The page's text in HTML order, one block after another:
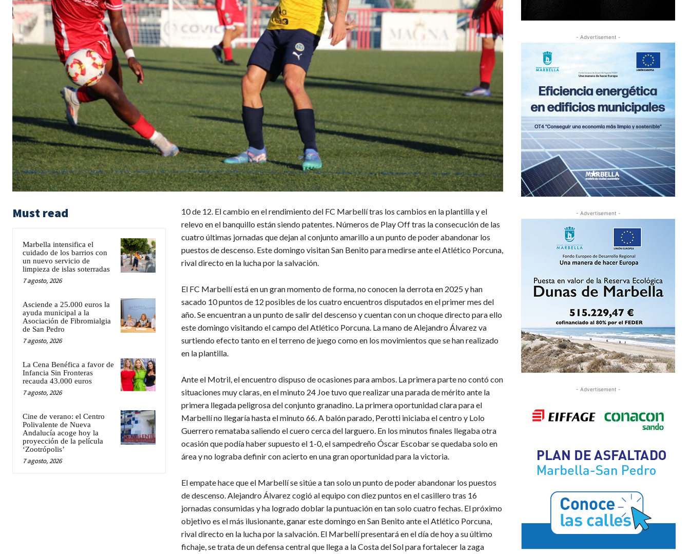
Must read
Marbella intensifica el
cuidado de los barrios con
un nuevo servicio de
limpieza de islas soterradas
7 agosto, 2026
Asciende a 25.000 euros la
ayuda municipal a la
Asociación de Fibromialgia
de San Pedro
7 agosto, 2026
La Cena Benéfica a favor de
Infancia Sin Fronteras
recauda 43.000 euros
7 agosto, 2026
Cine de verano: el Centro
Polivalente de Nueva
Andalucía acoge hoy la
proyección de la película
‘Zootrópolis’
7 agosto, 2026
10 de 12. El cambio en el rendimiento del FC Marbellí tras los cambios en la plantilla y el
relevo en el banquillo están siendo patentes. Números de Play Off tras la consecución de las
cuatro últimas jornadas que dejan al conjunto amarillo a un punto de poder abandonar los
puestos de descenso. Este domingo visitan San Benito para medirse ante el Atlético Porcuna,
rival directo en la lucha por la salvación.
El FC Marbellí está en un gran momento de forma, no conocen la derrota en 2025 y han
sacado 10 puntos de 12 posibles de los cuatro encuentros disputados en el primer mes del
año. Se encuentran a un punto de salir del descenso y cuentan con un choque directo para ello
este domingo visitando el campo del Atlético Porcuna. La mano de Alejandro Álvarez va
surtiendo efecto tanto en el terreno de juego como en los movimientos que se han realizado
en la plantilla.
Ante el Motril, el encuentro dispuso de ocasiones para ambos. La primera parte no contó con
situaciones muy claras, en el minuto 24 Joe tuvo que realizar una parada de mérito ante la
primera llegada peligrosa del conjunto granadino. La primera oportunidad clara para el
Marbellí no llegaría hasta el minuto 66. A balón parado, Perotti iniciaba el centro y Lolo
Guerrero remataba saliendo el cuero cerca del larguero. En los minutos finales llegaba otra
ocasión que podía haber supuesto el 1-0, el sampedreño Óscar Escobar se quedaba solo en
área y no lograba definir con acierto en una gran oportunidad para la victoria.
El empate hace que el Marbellí se sitúe a tan solo un punto de poder abandonar los puestos
de descenso. Alejandro Álvarez cogió al equipo con diez puntos en el casillero tras 16
jornadas consumidas y ha logrado doblar la puntuación en tan solo cuatro fechas. El próximo
objetivo es el más ilusionante, ganar este domingo en San Benito ante el Atlético Porcuna,
rival directo en la lucha por la salvación. El Marbellí presentará en el día de hoy a su último
fichaje, se trata de un defensa central que llega a la Costa del Sol para fortalecer la zaga
- Advertisement -
- Advertisement -
- Advertisement -